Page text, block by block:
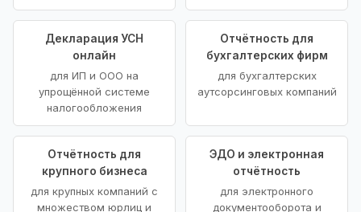
Декларация УСН
онлайн
для ИП и ООО на
упрощённой системе
налогообложения
Отчётность для
бухгалтерских фирм
для бухгалтерских
аутсорсинговых компаний
Отчётность для
крупного бизнеса
для крупных компаний с
множеством юрлиц и
ЭДО и электронная
отчётность
для электронного
документооборота и